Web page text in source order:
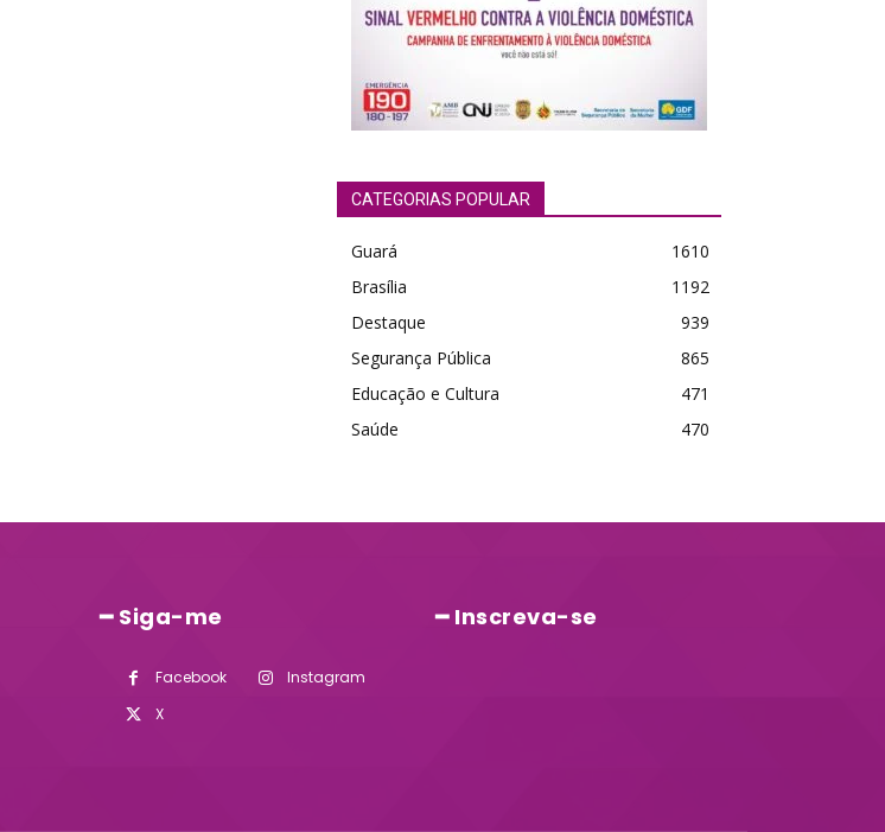
CATEGORIAS POPULAR
Guará
1610
Brasília
1192
Destaque
939
Segurança Pública
865
Educação e Cultura
471
Saúde
470
━ Siga-me
Facebook
Instagram
X
━ Inscreva-se